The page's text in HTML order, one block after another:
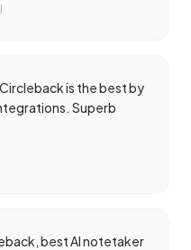
is the best by
Superb
best AI notetaker